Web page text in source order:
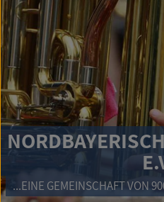
...EINE GEMEINSCHAFT VON